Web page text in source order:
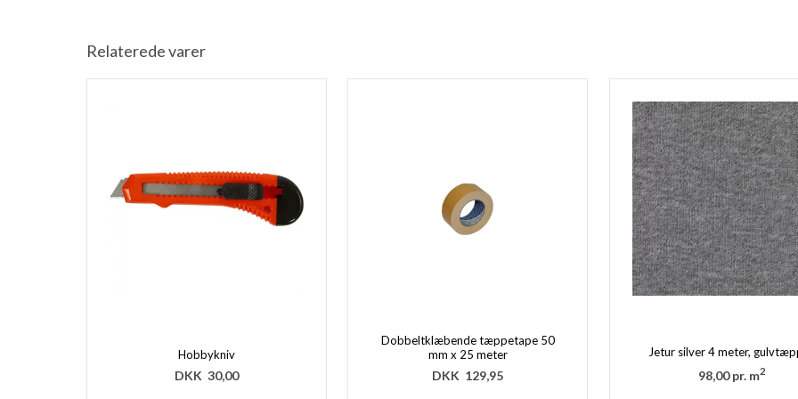
Relaterede varer
Hobbykniv
DKK30,00
Dobbeltklæbende tæppetape 50
mm x 25 meter
DKK 129,95
Jetur silver 4 meter,
98,00 pr. m2